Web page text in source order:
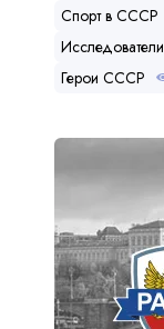
Спорт в СССР
Исследователи
Герои СССР